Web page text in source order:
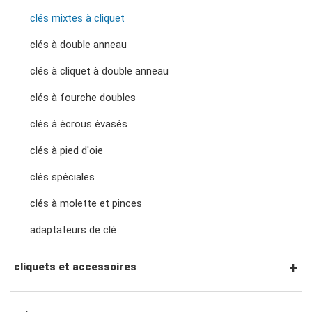
clés mixtes à cliquet
clés à double anneau
clés à cliquet à double anneau
clés à fourche doubles
clés à écrous évasés
clés à pied d'oie
clés spéciales
clés à molette et pinces
adaptateurs de clé
cliquets et accessoires